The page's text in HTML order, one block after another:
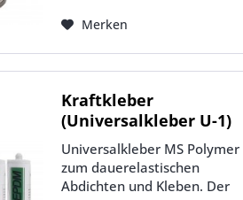
der Vorbehandlung für
Merken
Kraftkleber
(Universalkleber U-1)
Kartusche 290...
Universalkleber MS Polymer
zum dauerelastischen
Abdichten und Kleben. Der